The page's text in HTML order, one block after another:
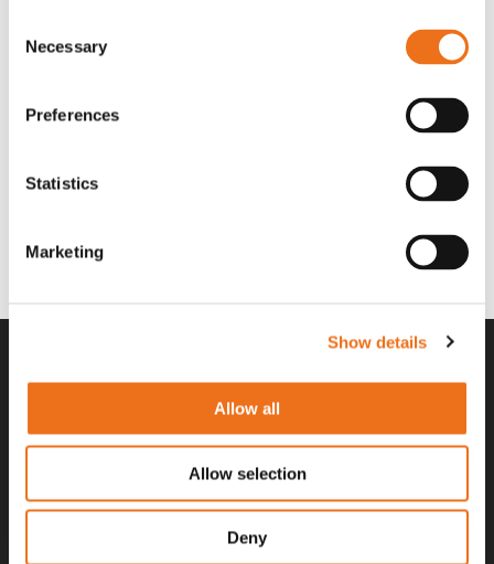
Selection
Necessary
Preferences
Statistics
Marketing
Show details
Allow all
Allow selection
Deny
Lägg till i varukorg
Rotor teeth 8t/6k 7.5Gr/8 R6/14 Rotor teeth 8t/6k 0Gr/8 R6/14
Alla priser på tillbehör och tillval gäller vid köp av ny maskin. Priserna
gäller inte vid köp av enskild produkt, till exempel